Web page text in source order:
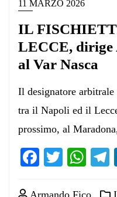
11 MARZO 2026
IL
LECCE, dirige
al Var Nasca
Il designatore
tra il Napoli ed il
prossimo, al
Facebook
Twitter
Armando Fico